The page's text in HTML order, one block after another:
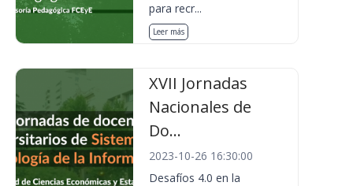
para recr...
Leer más
XVII Jornadas
Nacionales de
Do...
2023-10-26 16:30:00
Desafíos 4.0 en la